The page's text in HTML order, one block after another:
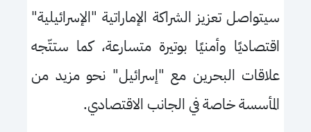
سيتواصل تعزيز الشراكة الإماراتية "الإسرائيلية"
اقتصاديًا وأمنيًا بوتيرة متسارعة، كما ستتّجه
علاقات البحرين مع "إسرائيل" نحو مزيد من
المأسسة خاصة في الجانب الاقتصادي.